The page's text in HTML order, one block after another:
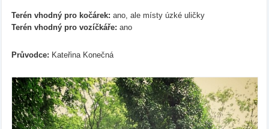
Terén vhodný pro kočárek: ano, ale místy úzké uličky
Terén vhodný pro vozíčkáře: ano
Průvodce: Kateřina Konečná